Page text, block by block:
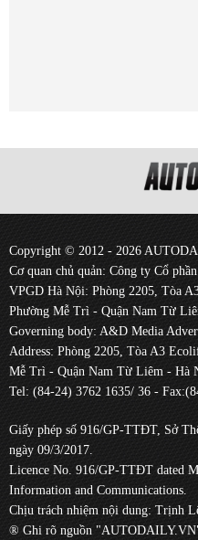
Copyright © 2012 - 2026
Cơ quan chủ quản: Công ty Cổ
VPGD Hà Nội: Phòng 2205, Tòa
Phường Mễ Trì - Quận Nam Từ
Governing body: A&D Media
Address: Phòng 2205, Tòa A3
Mễ Trì - Quận Nam Từ Liêm - Hà
Tel: (84-24) 3762 1635/ 36 -
Giấy phép số 916/GP-TTĐT, Sở
ngày 09/3/2017.
Licence No. 916/GP-TTĐT dated
Information and Communications.
Chịu trách nhiệm nội dung: Trịnh
® Ghi rõ nguồn